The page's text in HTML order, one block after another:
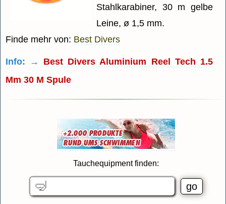
Stahlkarabiner, 30 m gelbe
Leine, ø 1,5 mm.
Finde mehr von: Best Divers
Info: → Best Divers Aluminium Reel Tech 1.5
Mm 30 M Spule
Tauchequipment finden: